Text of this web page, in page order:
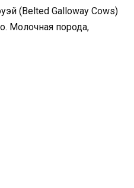
(Belted Galloway Cows)
Молочная порода,